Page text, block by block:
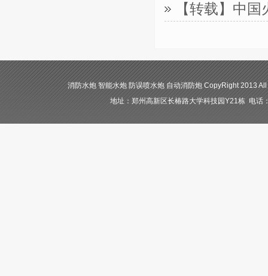
【转载】中
消防水炮 智能水炮 防误喷水炮 自动消防炮 CopyRight 2013
地址：郑州高新区长椿路大学科技园Y21栋 电